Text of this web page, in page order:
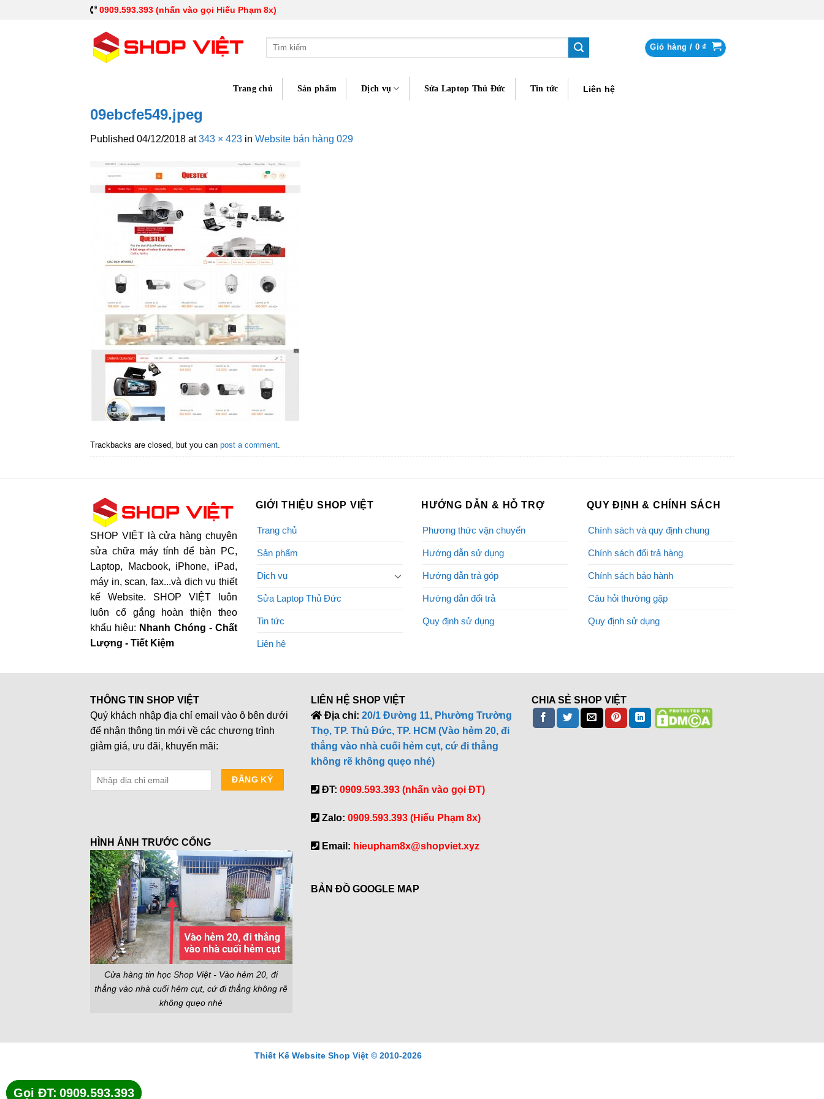
0909.593.393 (nhấn vào gọi Hiếu Phạm 8x)
Tìm
Giỏ hàng / 0₫
Trang chủ Sản phẩm Dịch vụ Sửa Laptop Thủ Đức Tin tức Liên hệ
09ebcfe549.jpeg
Published 04/12/2018 at343 × 423 in Website bán hàng 029
Trackbacks are closed, but you can post a comment.
SHOP VIỆT là cửa hàng chuyên
sửa chữa máy tính để bàn PC,
Laptop, Macbook, iPhone, iPad,
máy in, scan, fax...và dịch vụ thiết
kế Website. SHOP VIỆT luôn
luôn cố gắng hoàn thiện theo
khẩu hiệu: Nhanh Chóng - Chất
Lượng - Tiết Kiệm
GIỚI THIỆU SHOP VIỆT
Trang chủ
Sản phẩm
Dịch vụ
Sửa Laptop Thủ Đức
Tin tức
Liên hệ
HƯỚNG DẪN & HỖ TRỢ
Phương thức vận chuyển
Hướng dẫn sử dụng
Hướng dẫn trả góp
Hướng dẫn đổi trả
Quy định sử dụng
QUY ĐỊNH & CHÍNH SÁCH
Chính sách và quy định chung
Chính sách đổi trả hàng
Chính sách bảo hành
Câu hỏi thường gặp
Quy định sử dụng
THÔNG TIN SHOP VIỆT
Quý khách nhập địa chỉ email vào ô bên dưới
để nhận thông tin mới về các chương trình
giảm giá, ưu đãi, khuyến mãi:
HÌNH ẢNH TRƯỚC CỔNG
Cửa hàng tin học Shop Việt - Vào hẻm 20, đi
thẳng vào nhà cuối hẻm cụt, cứ đi thẳng không rẽ
không quẹo nhé
LIÊN HỆ SHOP VIỆT
Địa chỉ: 20/1 Đường 11, Phường Trường
Thọ, TP. Thủ Đức, TP. HCM (Vào hẻm 20, đi
thẳng vào nhà cuối hẻm cụt, cứ đi thẳng
không rẽ không quẹo nhé)
ĐT: 0909.593.393 (nhấn vào gọi ĐT)
Zalo: 0909.593.393 (Hiếu Phạm 8x)
Email: hieupham8x@shopviet.xyz
BẢN ĐỒ GOOGLE MAP
CHIA SẺ SHOP VIỆT
Thiết Kế Website Shop Việt © 2010-2026
Gọi ĐT: 0909.593.393
Gọi ĐT: 0909.593.393